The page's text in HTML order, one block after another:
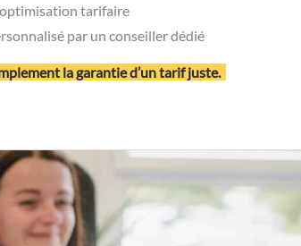
tarifaire
par un conseiller dédié
la garantie d’un tarif juste.